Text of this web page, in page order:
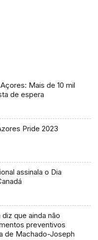
Mais de 10 mil
de espera
Pride 2023
assinala o Dia
que ainda não
preventivos
de Machado-Joseph